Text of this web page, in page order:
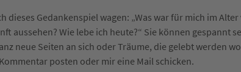
dieses Gedankenspiel wagen: „Was war für mich im
aussehen? Wie lebe ich heute?“ Sie können gespannt
neue Seiten an sich oder Träume, die gelebt werden
posten oder mir eine Mail schicken.